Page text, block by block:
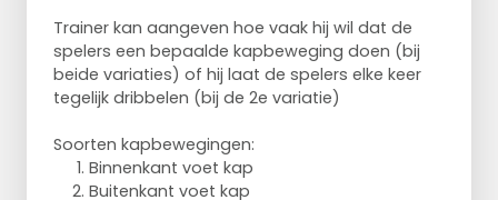
Trainer kan aangeven hoe vaak hij wil dat de
spelers een bepaalde kapbeweging doen (bij
beide variaties) of hij laat de spelers elke keer
tegelijk dribbelen (bij de 2e variatie)
Soorten kapbewegingen:
Binnenkant voet kap
Buitenkant voet kap